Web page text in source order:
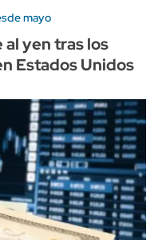
mayo
yen tras los
Estados Unidos